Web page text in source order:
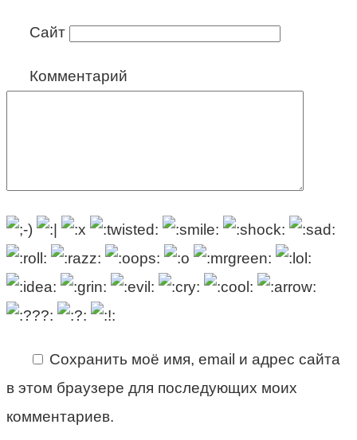
Сайт
Комментарий
Сохранить моё имя, email и адрес сайта
в этом браузере для последующих моих
комментариев.